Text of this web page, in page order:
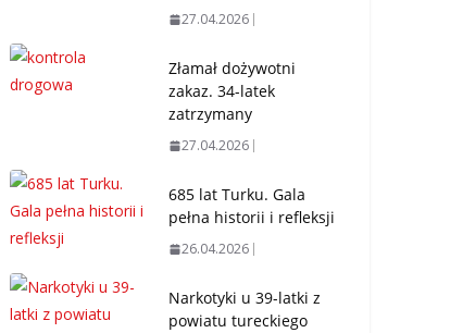
27.04.2026
Złamał dożywotni
zakaz. 34-latek
zatrzymany
27.04.2026
685 lat Turku. Gala
pełna historii i refleksji
26.04.2026
Narkotyki u 39-latki z
powiatu tureckiego